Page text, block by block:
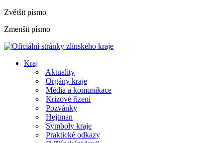
Zvětšit písmo
Zmenšit písmo
Kraj
Aktuality
Orgány kraje
Média a komunikace
Krizové řízení
Pozvánky
Hejtman
Symboly kraje
Praktické odkazy